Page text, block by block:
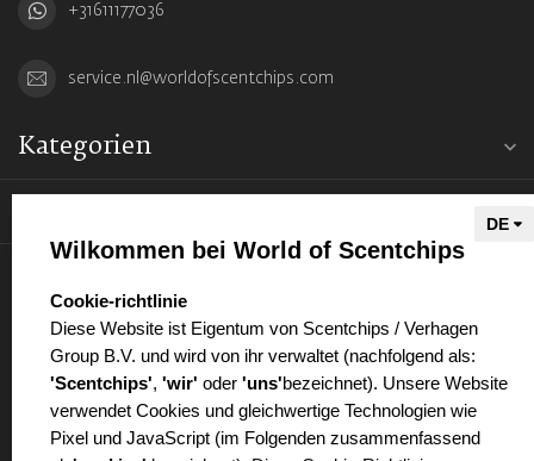
+31611177036
service.nl@worldofscentchips.com
Kategorien
Wilkommen bei World of Scentchips
select language
Cookie-richtlinie
Diese Website ist Eigentum von Scentchips / Verhagen
Group B.V. und wird von ihr verwaltet (nachfolgend als:
'Scentchips', 'wir' oder 'uns'bezeichnet). Unsere Website
verwendet Cookies und gleichwertige Technologien wie
Pixel und JavaScript (im Folgenden zusammenfassend